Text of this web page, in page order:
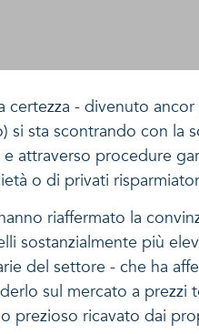
certezza - divenuto
si sta scontrando con la
attraverso procedure
o di privati
riaffermato la
sostanzialmente più
del settore - che ha
sul mercato a
prezioso ricavato dai